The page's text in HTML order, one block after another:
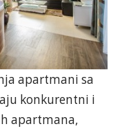
apartmani sa
konkurentni i
apartmana,